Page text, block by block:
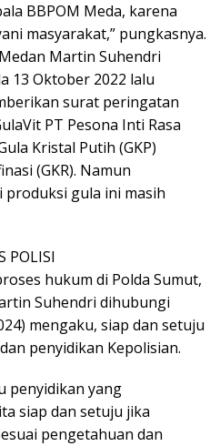
BBPOM Meda, karena
masyarakat,” pungkasnya.
Martin Suhendri
13 Oktober 2022 lalu
surat peringatan
PT Pesona Inti Rasa
Kristal Putih (GKP)
(GKR). Namun
gula ini masih
POLISI
hukum di Polda Sumut,
Suhendri dihubungi
mengaku, siap dan setuju
penyidikan Kepolisian.
penyidikan yang
siap dan setuju jika
pengetahuan dan